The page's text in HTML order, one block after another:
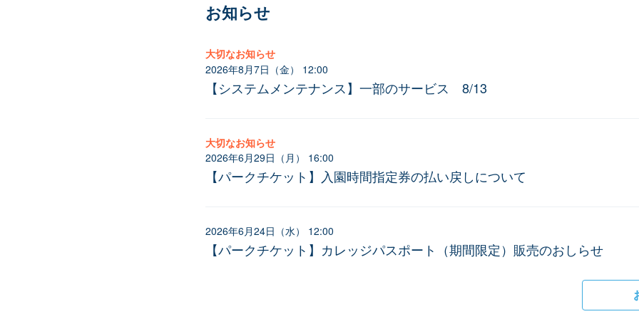
お知らせ
大切なお知らせ
2026年8月7日（金） 12:00
【システムメンテナンス】一部のサービス 8/13
大切なお知らせ
2026年6月29日（月） 16:00
【パークチケット】入園時間指定券の払い戻しについて
2026年6月24日（水） 12:00
【パークチケット】カレッジパスポート（期間限定）販売のおしらせ